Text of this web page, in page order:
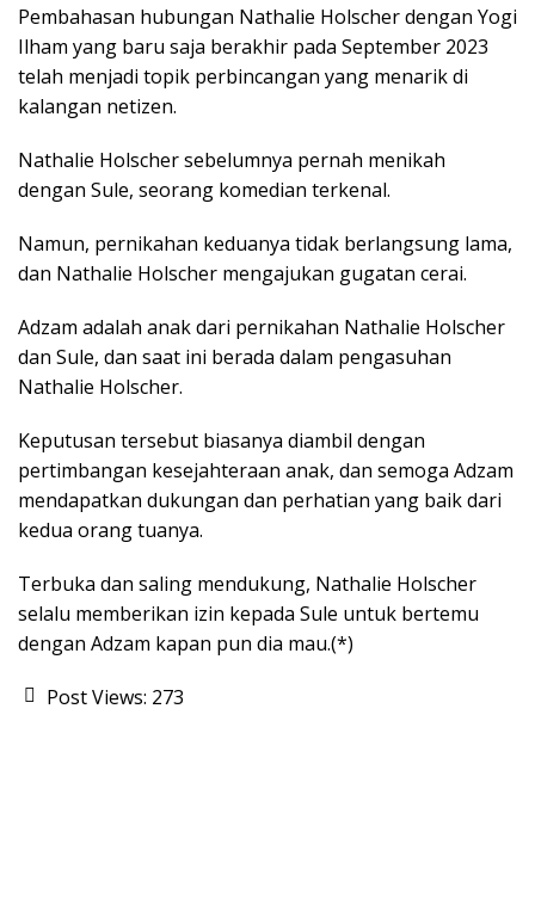
Pembahasan hubungan Nathalie Holscher dengan Yogi
Ilham yang baru saja berakhir pada September 2023
telah menjadi topik perbincangan yang menarik di
kalangan netizen.
Nathalie Holscher sebelumnya pernah menikah
dengan Sule, seorang komedian terkenal.
Namun, pernikahan keduanya tidak berlangsung lama,
dan Nathalie Holscher mengajukan gugatan cerai.
Adzam adalah anak dari pernikahan Nathalie Holscher
dan Sule, dan saat ini berada dalam pengasuhan
Nathalie Holscher.
Keputusan tersebut biasanya diambil dengan
pertimbangan kesejahteraan anak, dan semoga Adzam
mendapatkan dukungan dan perhatian yang baik dari
kedua orang tuanya.
Terbuka dan saling mendukung, Nathalie Holscher
selalu memberikan izin kepada Sule untuk bertemu
dengan Adzam kapan pun dia mau.(*)
Post Views: 273